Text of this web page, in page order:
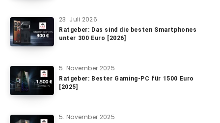
23. Juli 2026
Ratgeber: Das sind die besten Smartphones
unter 300 Euro [2026]
5. November 2025
Ratgeber: Bester Gaming-PC für 1500 Euro
[2025]
5. November 2025